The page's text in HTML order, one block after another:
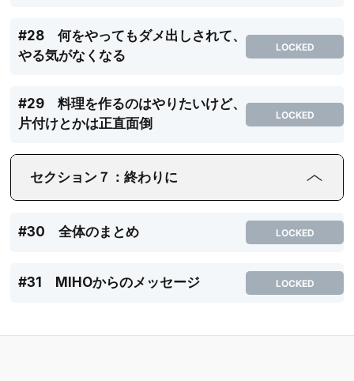
#28 何をやってもダメ出しされて、
やる気がなくなる
LOCKED
#29 料理を作るのはやりたいけど、
片付けとかは正直面倒
LOCKED
セクション７：終わりに
#30 全体のまとめ LOCKED
#31 MIHOからのメッセージ LOCKED